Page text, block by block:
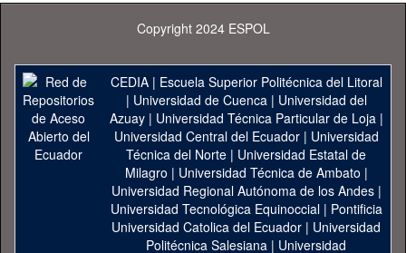
Copyright 2024 ESPOL
CEDIA| Escuela Superior Politécnica del Litoral
| Universidad de Cuenca| Universidad del
Azuay| Universidad Técnica Particular de Loja|
Universidad Central del Ecuador| Universidad
Técnica del Norte | Universidad Estatal de
Milagro | Universidad Técnica de Ambato |
Universidad Regional Autónoma de los Andes|
Universidad Tecnológica Equinoccial| Pontificia
Universidad Catolica del Ecuador | Universidad
Politécnica Salesiana | Universidad